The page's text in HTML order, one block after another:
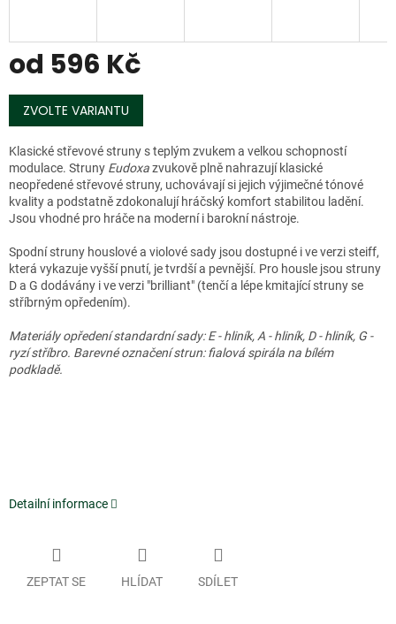
od 596 Kč
Měrná
cena:
ZVOLTE VARIANTU
Klasické střevové struny s teplým zvukem a velkou schopností
modulace. Struny Eudoxazvukově plně nahrazují klasické
neopředené střevové struny, uchovávají si jejich výjimečné tónové
kvality a podstatně zdokonalují hráčský komfort stabilitou ladění.
Jsou vhodné pro hráče na moderní i barokní nástroje.
Spodní struny houslové a violové sady jsou dostupné i ve verzi steiff,
která vykazuje vyšší pnutí, je tvrdší a pevnější. Pro housle jsou struny
D a G dodávány i ve verzi "brilliant" (tenčí a lépe kmitající struny se
stříbrným opředením).
Materiály opředení standardní sady: E - hliník, A - hliník, D - hliník, G -
ryzí stříbro. Barevné označení strun: fialová spirála na bílém
podkladě.
Detailní informace
ZEPTAT SE HLÍDAT SDÍLET